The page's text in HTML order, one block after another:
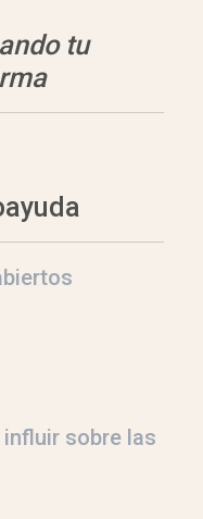
tu
sobre las